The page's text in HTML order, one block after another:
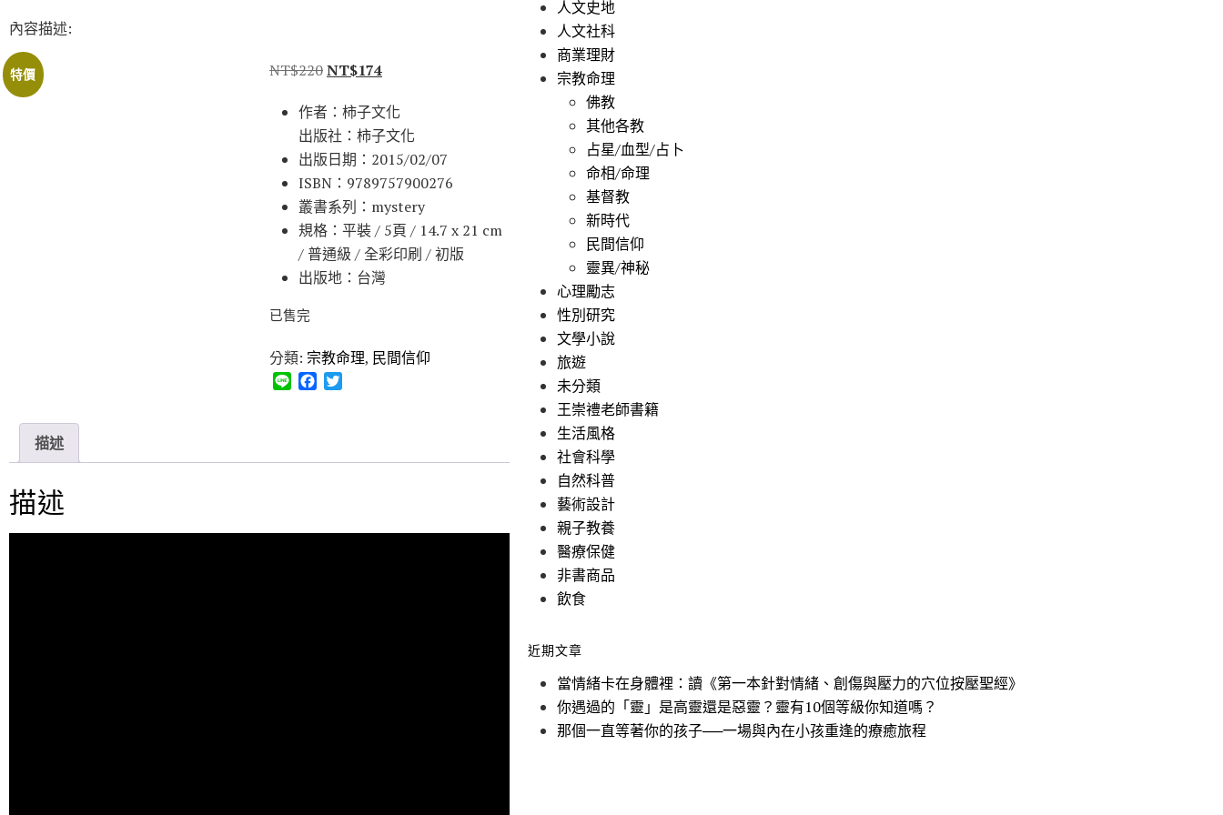
內容描述:
特價 NT$220NT$174
作者：柿子文化
出版社：柿子文化
出版日期：2015/02/07
ISBN：9789757900276
叢書系列：mystery
規格：平裝 / 5頁 / 14.7 x 21 cm
/ 普通級 / 全彩印刷 / 初版
出版地：台灣
已售完
分類: 宗教命理, 民間信仰
描述
描述
人文史地
人文社科
商業理財
宗教命理
佛教
其他各教
占星/血型/占卜
命相/命理
基督教
新時代
民間信仰
靈異/神秘
心理勵志
性別研究
文學小說
旅遊
未分類
王崇禮老師書籍
生活風格
社會科學
自然科普
藝術設計
親子教養
醫療保健
非書商品
飲食
近期文章
當情緒卡在身體裡：讀《第一本針對情緒、創傷與壓力的穴位按壓聖經》
你遇過的「靈」是高靈還是惡靈？靈有10個等級你知道嗎？
那個一直等著你的孩子──一場與內在小孩重逢的療癒旅程